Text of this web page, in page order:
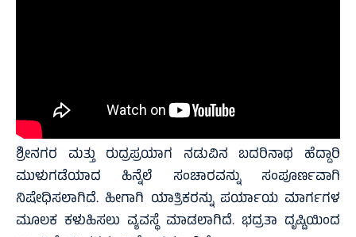
ಶ್ರೀನಗರ ಮತ್ತು ರುದ್ರಪ್ರಯಾಗ ನಡುವಿನ ಬದರಿನಾಥ ಹೆದ್ದಾರಿ
ಮುಳುಗಡೆಯಾದ ಹಿನ್ನೆಲೆ ಸಂಚಾರವನ್ನು ಸಂಪೂರ್ಣವಾಗಿ
ನಿಷೇಧಿಸಲಾಗಿದೆ. ಹೀಗಾಗಿ ಯಾತ್ರಿಕರನ್ನು ಪರ್ಯಾಯ ಮಾರ್ಗಗಳ
ಮೂಲಕ ಕಳುಹಿಸಲು ವ್ಯವಸ್ಥೆ ಮಾಡಲಾಗಿದೆ. ಭದ್ರತಾ ದೃಷ್ಟಿಯಿಂದ